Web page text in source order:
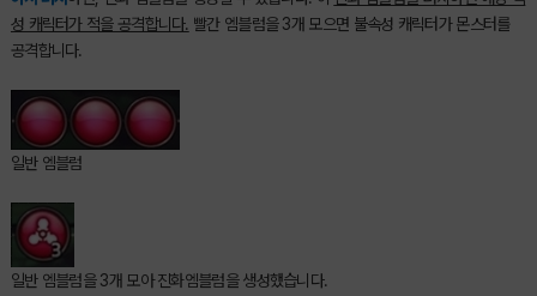
성 캐릭터가 적을 공격합니다. 빨간 엠블럼을 3개 모으면 불속성 캐릭터가 몬스터를
공격합니다.
일반 엠블럼
일반 엠블럼을 3개 모아 진화엠블럼을 생성했습니다.